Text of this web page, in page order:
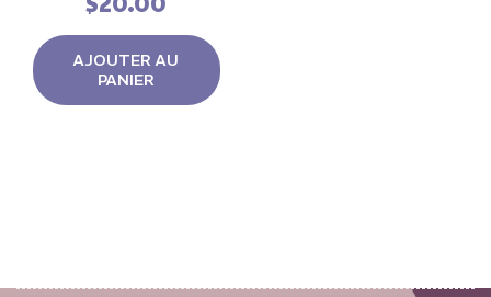
AJOUTER AU
PANIER